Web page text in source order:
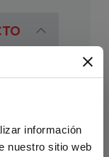
información
nuestro sitio web